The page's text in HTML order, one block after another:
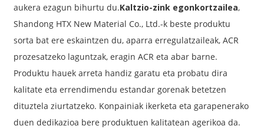
aukera ezagun bihurtu du.Kaltzio-zink egonkortzailea,
Shandong HTX New Material Co., Ltd.-k beste produktu
sorta bat ere eskaintzen du, aparra erregulatzaileak, ACR
prozesatzeko laguntzak, eragin ACR eta abar barne.
Produktu hauek arreta handiz garatu eta probatu dira
kalitate eta errendimendu estandar gorenak betetzen
dituztela ziurtatzeko. Konpainiak ikerketa eta garapenerako
duen dedikazioa bere produktuen kalitatean agerikoa da.